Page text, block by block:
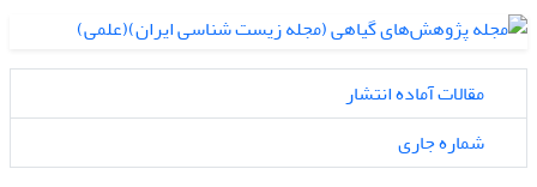
مقالات آماده انتشار
شماره جاری